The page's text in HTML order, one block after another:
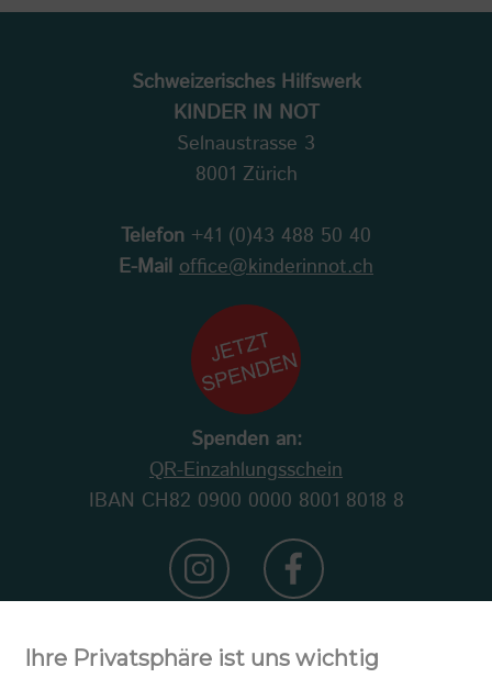
Schweizerisches Hilfswerk
KINDER IN NOT
Selnaustrasse 3
8001 Zürich
Telefon +41 (0)43 488 50 40
E-Mail office@kinderinnot.ch
Spenden an:
QR-Einzahlungsschein
IBAN CH82 0900 0000 8001 8018 8
Ihre Privatsphäre ist uns wichtig